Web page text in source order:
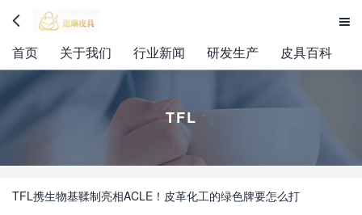
 
首页 关于我们 行业新闻 研发生产 皮具百科
TFL
TFL携生物基鞣制亮相ACLE！皮革化工的绿色牌要怎么打